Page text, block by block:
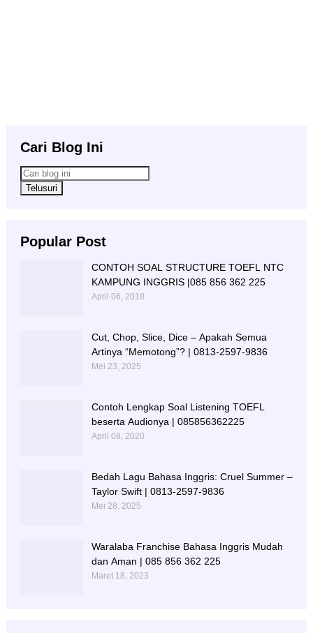
Cari Blog Ini
Popular Post
CONTOH SOAL STRUCTURE TOEFL NTC
KAMPUNG INGGRIS |085 856 362 225
April 06, 2018
Cut, Chop, Slice, Dice – Apakah Semua
Artinya “Memotong”? | 0813-2597-9836
Mei 23, 2025
Contoh Lengkap Soal Listening TOEFL
beserta Audionya | 085856362225
April 08, 2020
Bedah Lagu Bahasa Inggris: Cruel Summer –
Taylor Swift | 0813-2597-9836
Mei 28, 2025
Waralaba Franchise Bahasa Inggris Mudah
dan Aman | 085 856 362 225
Maret 18, 2023